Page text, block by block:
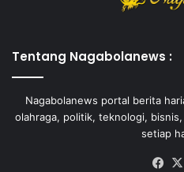
Tentang Nagabolanews :
Nagabolanews portal berita
olahraga, politik, teknologi,
setiap